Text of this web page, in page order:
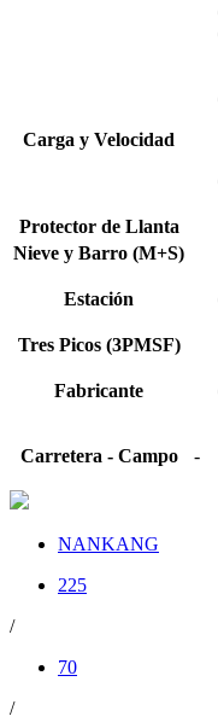
Carga y Velocidad
Protector de Llanta
Nieve y Barro (M+S)
Estación
Tres Picos (3PMSF)
Fabricante
Carretera - Campo -
NANKANG
225
/
70
/